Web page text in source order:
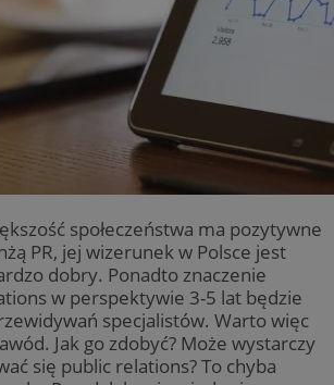
społeczeństwa ma pozytywne
PR, jej wizerunek w Polsce jest
dobry. Ponadto znaczenie
w perspektywie 3-5 lat będzie
specjalistów. Warto więc
Jak go zdobyć? Może wystarczy
się public relations? To chyba